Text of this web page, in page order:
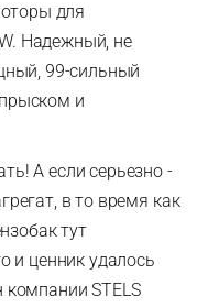
для
Надежный, не
99-сильный
и
А если серьезно -
в то время как
тут
и ценник удалось
STELS